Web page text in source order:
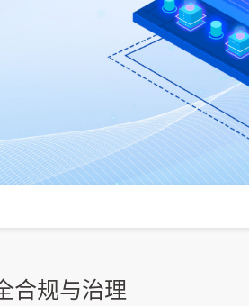
合规与治理